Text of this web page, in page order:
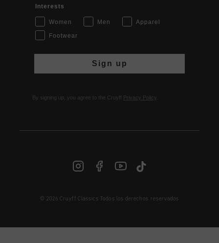
ES | € EUR
Interests
Women Men
Apparel
Footwear
Sign up
By signing up, you agree to the Cruyff Privacy Policy
© 2026 Cruyff Classics Todos los derechos reservados